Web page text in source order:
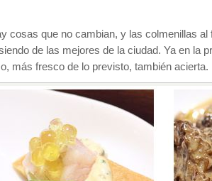
cosas que no cambian, y las colmenillas al
de las mejores de la ciudad. Ya en la
más fresco de lo previsto, también acierta.